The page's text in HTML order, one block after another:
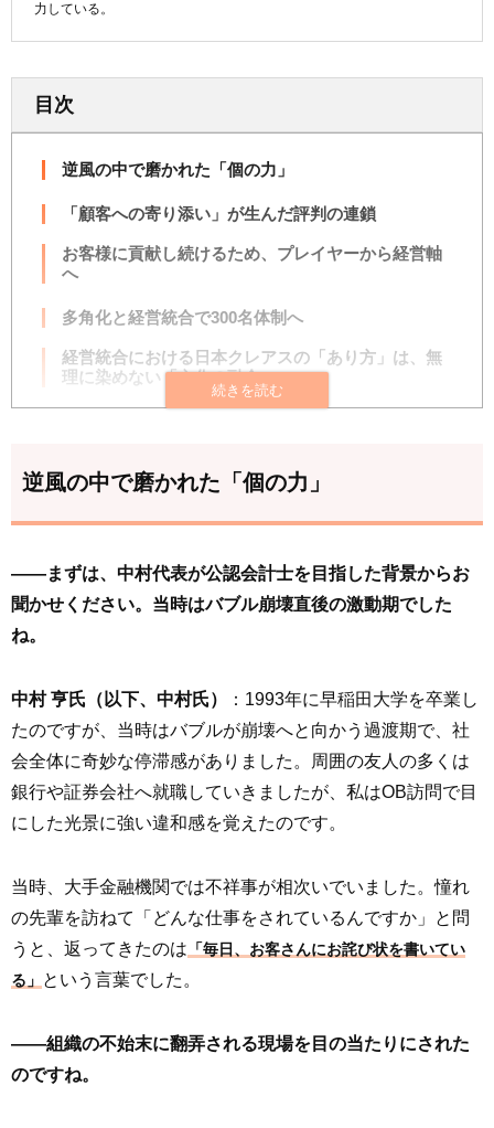
力している。
目次
逆風の中で磨かれた「個の力」
「顧客への寄り添い」が生んだ評判の連鎖
お客様に貢献し続けるため、プレイヤーから経営軸
へ
多角化と経営統合で300名体制へ
経営統合における日本クレアスの「あり方」は、無
理に染めない「文化の融合」
「競い合い」から「助け合い」の時代へ
2032年、1,000名体制の先にある「社会インフラ」へ
逆風の中で磨かれた「個の力」
――まずは、中村代表が公認会計士を目指した背景からお
聞かせください。当時はバブル崩壊直後の激動期でした
ね。
中村 亨氏（以下、中村氏）
：1993年に早稲田大学を卒業し
たのですが、当時はバブルが崩壊へと向かう過渡期で、社
会全体に奇妙な停滞感がありました。周囲の友人の多くは
銀行や証券会社へ就職していきましたが、私はOB訪問で目
にした光景に強い違和感を覚えたのです。
当時、大手金融機関では不祥事が相次いでいました。憧れ
の先輩を訪ねて「どんな仕事をされているんですか」と問
うと、返ってきたのは 「毎日、お客さんにお詫び状を書いてい
る」 という言葉でした。
――組織の不始末に翻弄される現場を目の当たりにされた
のですね。